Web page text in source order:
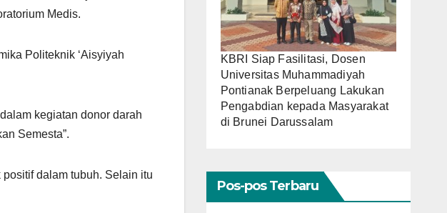
Medis.
Politeknik ‘Aisyiyah
kegiatan donor darah
Semesta”.
dalam tubuh. Selain itu
KBRI Siap Fasilitasi, Dosen
Universitas Muhammadiyah
Pontianak Berpeluang Lakukan
Pengabdian kepada Masyarakat
di Brunei Darussalam
Pos-pos Terbaru